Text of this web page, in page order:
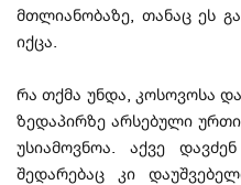
მთლიანობაზე, თანაც ეს
იქცა.
რა თქმა უნდა, კოსოვოსა
ზედაპირზე არსებული
უსიამოვნოა. აქვე
შედარებაც კი